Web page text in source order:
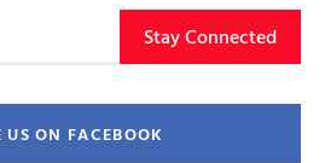
Stay Connected
US ON FACEBOOK